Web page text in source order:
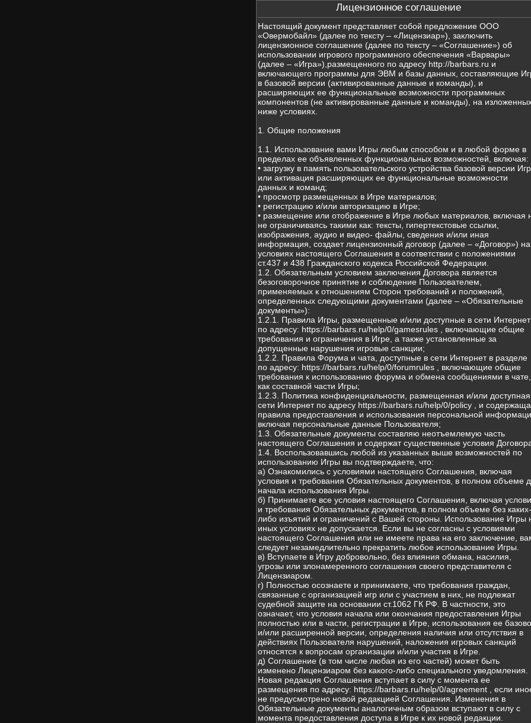
Лицензионное соглашение
Настоящий документ представляет собой предложение ООО
«Овермобайл» (далее по тексту – «Лицензиар»), заключить
лицензионное соглашение (далее по тексту – «Соглашение») об
использовании игрового программного обеспечения «Варвары»
(далее – «Игра»),размещенного по адресу http://barbars.ru и
включающего программы для ЭВМ и базы данных, составляющие
в базовой версии (активированные данные и команды), и
расширяющих ее функциональные возможности программных
компонентов (не активированные данные и команды), на
ниже условиях.
1. Общие положения
1.1. Использование вами Игры любым способом и в любой форме в
пределах ее объявленных функциональных возможностей, включая:
• загрузку в память пользовательского устройства базовой версии
или активация расширяющих ее функциональные возможности
данных и команд;
• просмотр размещенных в Игре материалов;
• регистрацию и/или авторизацию в Игре;
• размещение или отображение в Игре любых материалов, включая
не ограничиваясь такими как: тексты, гипертекстовые ссылки,
изображения, аудио и видео- файлы, сведения и/или иная
информация, создает лицензионный договор (далее – «Договор») на
условиях настоящего Соглашения в соответствии с положениями
ст.437 и 438 Гражданского кодекса Российской Федерации.
1.2. Обязательным условием заключения Договора является
безоговорочное принятие и соблюдение Пользователем,
применяемых к отношениям Сторон требований и положений,
определенных следующими документами (далее – «Обязательные
документы»):
1.2.1. Правила Игры, размещенные и/или доступные в сети Интернет
по адресу: https://barbars.ru/help/0/gamesrules , включающие общие
требования и ограничения в Игре, а также установленные за
допущенные нарушения игровые санкции;
1.2.2. Правила Форума и чата, доступные в сети Интернет в разделе
по адресу: https://barbars.ru/help/0/forumrules , включающие общие
требования к использованию форума и обмена сообщениями в чате,
как составной части Игры;
1.2.3. Политика конфиденциальности, размещенная и/или
сети Интернет по адресу https://barbars.ru/help/0/policy , и
правила предоставления и использования персональной
включая персональные данные Пользователя;
1.3. Обязательные документы составляю неотъемлемую часть
настоящего Соглашения и содержат существенные условия
1.4. Воспользовавшись любой из указанных выше возможностей по
использованию Игры вы подтверждаете, что:
а) Ознакомились с условиями настоящего Соглашения, включая
условия и требования Обязательных документов, в полном объеме
начала использования Игры.
б) Принимаете все условия настоящего Соглашения, включая
и требования Обязательных документов, в полном объеме без каких-
либо изъятий и ограничений с Вашей стороны. Использование Игры
иных условиях не допускается. Если вы не согласны с условиями
настоящего Соглашения или не имеете права на его заключение,
следует незамедлительно прекратить любое использование Игры.
в) Вступаете в Игру добровольно, без влияния обмана, насилия,
угрозы или злонамеренного соглашения своего представителя с
Лицензиаром.
г) Полностью осознаете и принимаете, что требования граждан,
связанные с организацией игр или с участием в них, не подлежат
судебной защите на основании ст.1062 ГК РФ. В частности, это
означает, что условия начала или окончания предоставления Игры
полностью или в части, регистрации в Игре, использования ее
и/или расширенной версии, определения наличия или отсутствия в
действиях Пользователя нарушений, наложения игровых санкций
относятся к вопросам организации и/или участия в Игре.
д) Соглашение (в том числе любая из его частей) может быть
изменено Лицензиаром без какого-либо специального уведомления.
Новая редакция Соглашения вступает в силу с момента ее
размещения по адресу: https://barbars.ru/help/0/agreement , если
не предусмотрено новой редакцией Соглашения. Изменения в
Обязательные документы аналогичным образом вступают в силу с
момента предоставления доступа в Игре к их новой редакции.